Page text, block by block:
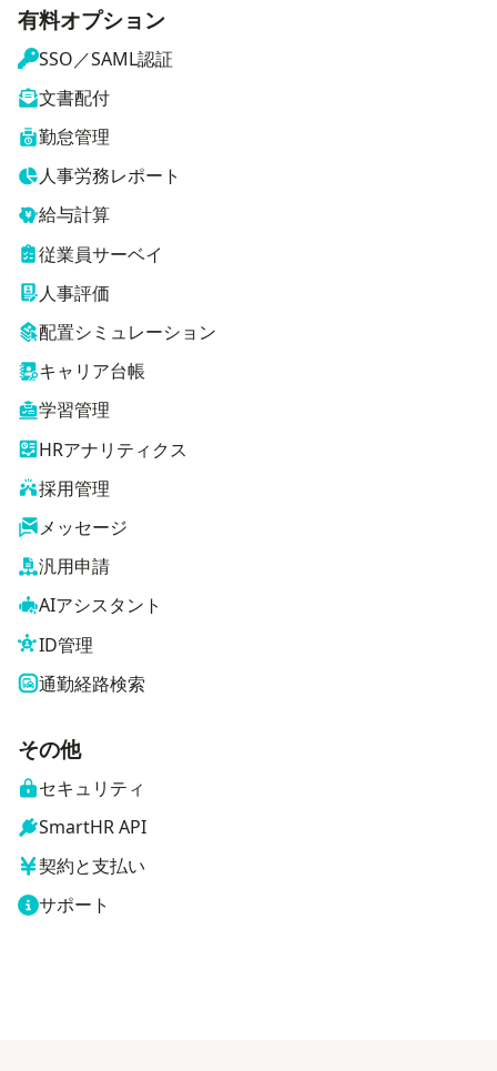
有料オプション
SSO／SAML認証
文書配付
勤怠管理
人事労務レポート
給与計算
従業員サーベイ
人事評価
配置シミュレーション
キャリア台帳
学習管理
HRアナリティクス
採用管理
メッセージ
汎用申請
AIアシスタント
ID管理
通勤経路検索
その他
セキュリティ
SmartHR API
契約と支払い
サポート